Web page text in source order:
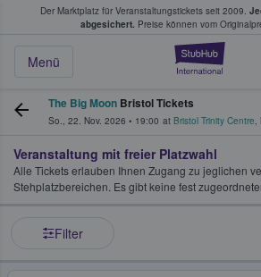
Der Marktplatz für Veranstaltungstickets seit 2009.
abgesichert. Preise können vom
Menü
Tickets kaufen &
The Big Moon Bristol Tickets
So., 22. Nov. 2026 • 19:00 at Bristol Trinity Centre,
Veranstaltung mit freier Platzwahl
Alle Tickets erlauben Ihnen Zugang zu jeglichen
Stehplatzbereichen. Es gibt keine fest
Filter